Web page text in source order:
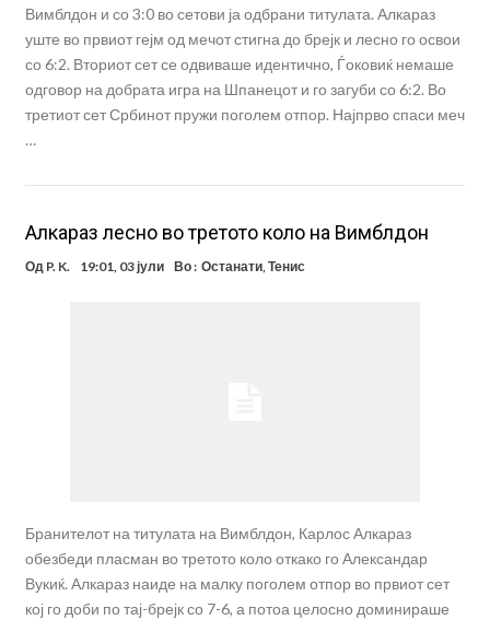
Вимблдон и со 3:0 во сетови ја одбрани титулата. Алкараз
уште во првиот гејм од мечот стигна до брејк и лесно го освои
со 6:2. Вториот сет се одвиваше идентично, Ѓоковиќ немаше
одговор на добрата игра на Шпанецот и го загуби со 6:2. Во
третиот сет Србинот пружи поголем отпор. Најпрво спаси меч
…
Алкараз лесно во третото коло на Вимблдон
Од P. K. 19:01, 03 јули Во : Останати,Тенис
Бранителот на титулата на Вимблдон, Карлос Алкараз
обезбеди пласман во третото коло откако го Александар
Вукиќ. Алкараз наиде на малку поголем отпор во првиот сет
кој го доби по тај-брејк со 7-6, а потоа целосно доминираше